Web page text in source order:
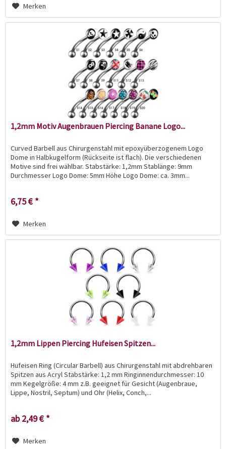
Merken
1,2mm Motiv Augenbrauen Piercing Banane Logo...
Curved Barbell aus Chirurgenstahl mit epoxyüberzogenem Logo
Dome in Halbkugelform (Rückseite ist flach). Die verschiedenen
Motive sind frei wählbar. Stabstärke: 1,2mm Stablänge: 9mm
Durchmesser Logo Dome: 5mm Höhe Logo Dome: ca. 3mm...
6,75 € *
Merken
1,2mm Lippen Piercing Hufeisen Spitzen...
Hufeisen Ring (Circular Barbell) aus Chirurgenstahl mit abdrehbaren
Spitzen aus Acryl Stabstärke: 1,2 mm Ringinnendurchmesser: 10
mm Kegelgröße: 4 mm z.B. geeignet für Gesicht (Augenbraue,
Lippe, Nostril, Septum) und Ohr (Helix, Conch,...
ab 2,49 € *
Merken